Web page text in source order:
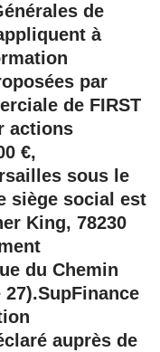
de
à
par
de FIRST
actions
€,
sous le
siège social est
King, 78230
du Chemin
auprès de